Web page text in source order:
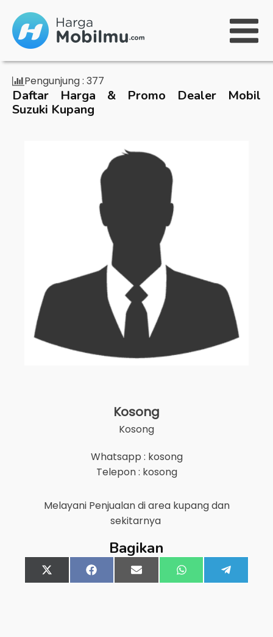
Pengunjung : 377
Daftar Harga & Promo Dealer Mobil
Suzuki Kupang
Kosong
Kosong
Whatsapp : kosong
Telepon : kosong
Melayani Penjualan di area kupangdan
sekitarnya
Bagikan
Share
on
X
(Twitter)
Share
on
FacebookShare
on
Email Share
on
WhatsApp
on